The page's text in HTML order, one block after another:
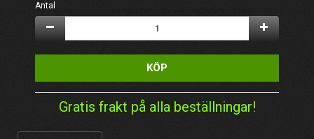
Antal
KÖP
Gratis frakt på alla beställningar!